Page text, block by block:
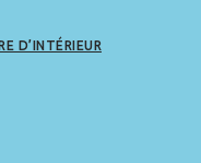
D’INTÉRIEUR